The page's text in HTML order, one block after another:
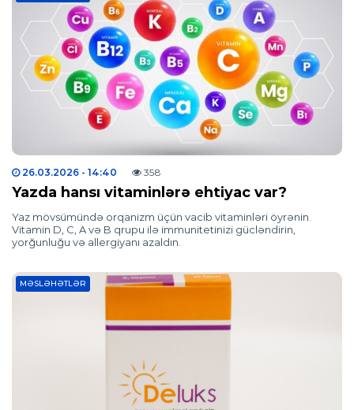
26.03.2026 - 14:40 358
Yazda hansı vitaminlərə ehtiyac var?
Yaz mövsümündə orqanizm üçün vacib vitaminləri öyrənin.
Vitamin D, C, A və B qrupu ilə immunitetinizi gücləndirin,
yorğunluğu və allergiyanı azaldın.
MƏSLƏHƏTLƏR